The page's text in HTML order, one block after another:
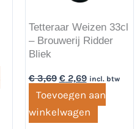
Tetteraar Weizen 33cl
– Brouwerij Ridder
Bliek
€3,69 €2,69 incl. btw
Toevoegen aan
winkelwagen